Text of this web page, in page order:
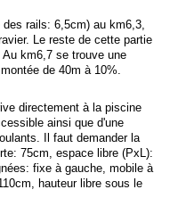
rails: 6,5cm) au km6,3,
Le reste de cette partie
km6,7 se trouve une
de 40m à 10%.
directement à la piscine
ainsi que d'une
Il faut demander la
75cm, espace libre (PxL):
fixe à gauche, mobile à
hauteur libre sous le